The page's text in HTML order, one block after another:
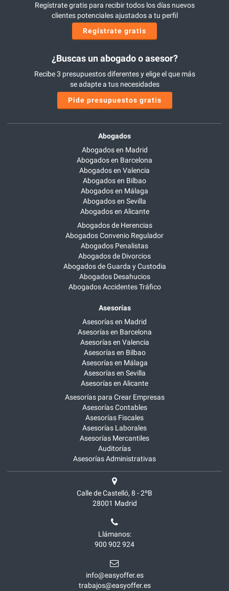
Regístrate gratis para recibir todos los días nuevos
clientes potenciales ajustados a tu perfil
Regístrate gratis
¿Buscas un abogado o asesor?
Recibe 3 presupuestos diferentes y elige el que más
se adapte a tus necesidades
Pide presupuestos gratis
Abogados
Abogados en Madrid
Abogados en Barcelona
Abogados en Valencia
Abogados en Bilbao
Abogados en Málaga
Abogados en Sevilla
Abogados en Alicante
Abogados de Herencias
Abogados Convenio Regulador
Abogados Penalistas
Abogados de Divorcios
Abogados de Guarda y Custodia
Abogados Desahucios
Abogados Accidentes Tráfico
Asesorías
Asesorías en Madrid
Asesorías en Barcelona
Asesorías en Valencia
Asesorías en Bilbao
Asesorías en Málaga
Asesorías en Sevilla
Asesorías en Alicante
Asesorías para Crear Empresas
Asesorías Contables
Asesorías Fiscales
Asesorías Laborales
Asesorías Mercantiles
Auditorías
Asesorías Administrativas
Calle de Castelló, 8 - 2ºB
28001 Madrid
Llámanos:
900 902 924
info@easyoffer.es
trabajos@easyoffer.es